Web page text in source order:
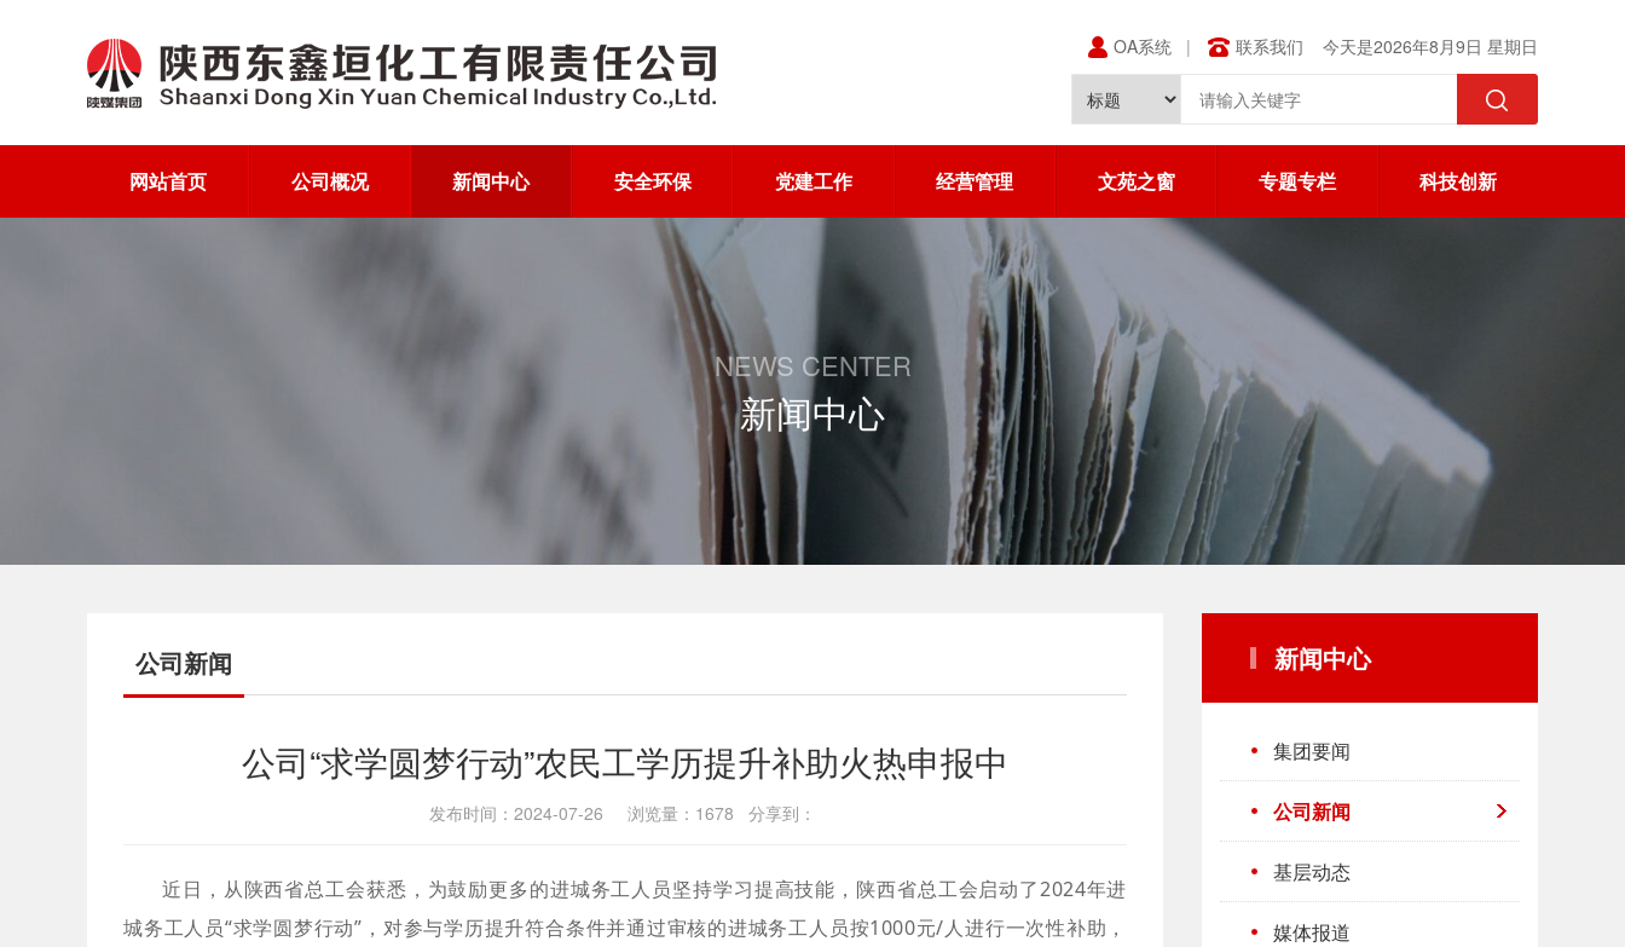
OA系统 联系我们 今天是2026年8月9日 星期日
网站首页 公司概况 新闻中心 安全环保 党建工作 经营管理 文苑之窗 专题专栏 科技创新
NEWS CENTER
新闻中心
新闻中心
集团要闻
公司新闻
基层动态
媒体报道
公司新闻
公司“求学圆梦行动”农民工学历提升补助火热申报中
发布时间：2024-07-26 浏览量：1678 分享到：
近日，从陕西省总工会获悉，为鼓励更多的进城务工人员坚持学习提高技能，陕西省总工会启动了2024年进
城务工人员“求学圆梦行动”，对参与学历提升符合条件并通过审核的进城务工人员按1000元/人进行一次性补助，